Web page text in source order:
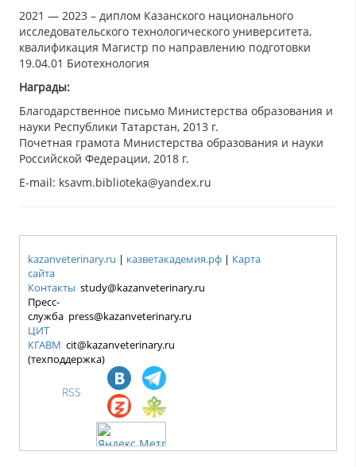
2021 — 2023 – диплом Казанского национального
исследовательского технологического университета,
квалификация Магистр по направлению подготовки
19.04.01 Биотехнология
Награды:
Благодарственное письмо Министерства образования и
науки Республики Татарстан, 2013 г.
Почетная грамота Министерства образования и науки
Российской Федерации, 2018 г.
E-mail: ksavm.biblioteka@yandex.ru
kazanveterinary.ru | казветакадемия.рф | Карта
сайта
Контакты study@kazanveterinary.ru
Пресс-
служба press@kazanveterinary.ru
ЦИТ
КГАВМ cit@kazanveterinary.ru
(техподдержка)
RSS